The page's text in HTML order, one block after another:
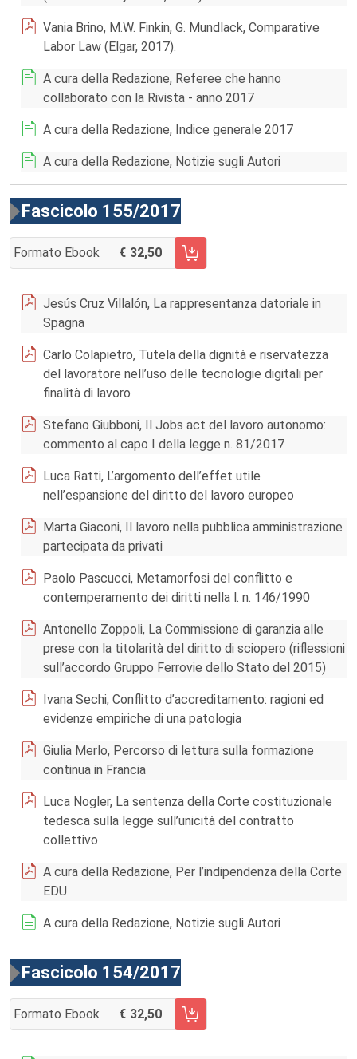
Vania Brino, M.W. Finkin, G. Mundlack, Comparative
Labor Law (Elgar, 2017).
A cura della Redazione, Referee che hanno
collaborato con la Rivista - anno 2017
A cura della Redazione, Indice generale 2017
A cura della Redazione, Notizie sugli Autori
Fascicolo 155/2017
Formato Ebook 32,50
AGGIUNGI AL CARRELLO FASCICOLO 155/2017
Jesús Cruz Villalón, La rappresentanza datoriale in
Spagna
Carlo Colapietro, Tutela della dignità e riservatezza
del lavoratore nell’uso delle tecnologie digitali per
finalità di lavoro
Stefano Giubboni, Il Jobs act del lavoro autonomo:
commento al capo I della legge n. 81/2017
Luca Ratti, L’argomento dell’effet utile
nell’espansione del diritto del lavoro europeo
Marta Giaconi, Il lavoro nella pubblica amministrazione
partecipata da privati
Paolo Pascucci, Metamorfosi del conflitto e
contemperamento dei diritti nella l. n. 146/1990
Antonello Zoppoli, La Commissione di garanzia alle
prese con la titolarità del diritto di sciopero (riflessioni
sull’accordo Gruppo Ferrovie dello Stato del 2015)
Ivana Sechi, Conflitto d’accreditamento: ragioni ed
evidenze empiriche di una patologia
Giulia Merlo, Percorso di lettura sulla formazione
continua in Francia
Luca Nogler, La sentenza della Corte costituzionale
tedesca sulla legge sull’unicità del contratto
collettivo
A cura della Redazione, Per l’indipendenza della Corte
EDU
A cura della Redazione, Notizie sugli Autori
Fascicolo 154/2017
Formato Ebook 32,50
AGGIUNGI AL CARRELLO FASCICOLO 154/2017